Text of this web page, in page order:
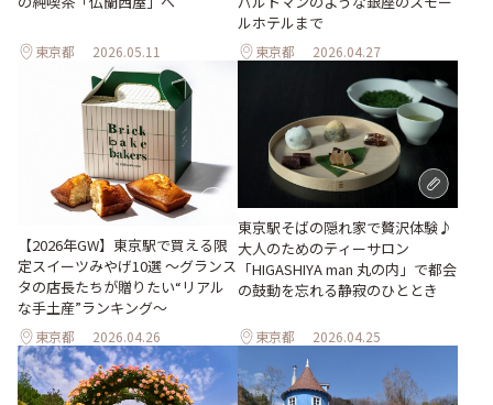
東京都 2026.05.11
ルホテルまで
東京都 2026.04.27
【2026年GW】東京駅で買える限
定スイーツみやげ10選 ～グランス
タの店長たちが贈りたい“リアル
な手土産”ランキング～
東京都 2026.04.26
東京駅そばの隠れ家で贅沢体験♪
大人のためのティーサロン
「HIGASHIYA man 丸の内」で都会
の鼓動を忘れる静寂のひととき
東京都 2026.04.25